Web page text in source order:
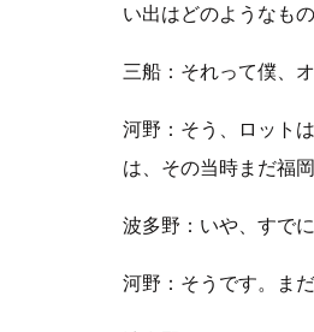
い出はどのようなも
三船：それって僕、
河野：そう、ロット
は、その当時まだ福
波多野：いや、すで
河野：そうです。ま